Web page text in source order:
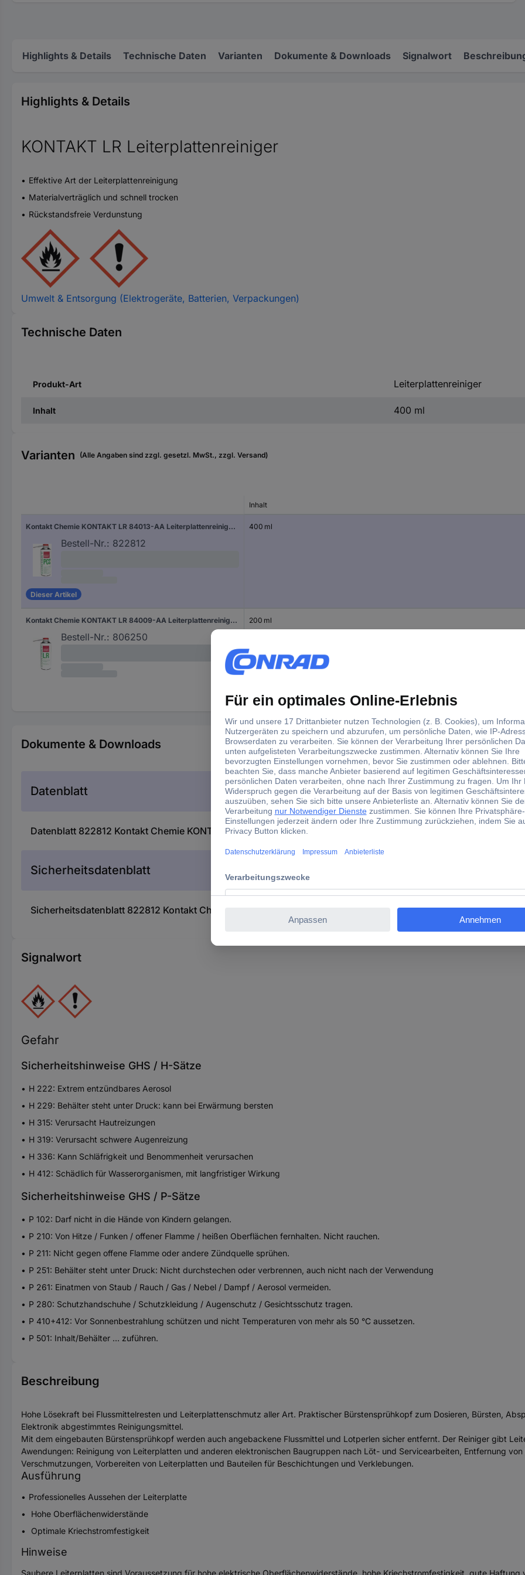
Highlights & Details Technische Daten Varianten Dokumente & Downloads Signalwort
Highlights & Details
KONTAKT LR Leiterplattenreiniger
Effektive Art der Leiterplattenreinigung
Materialverträglich und schnell trocken
Rückstandsfreie Verdunstung
Umwelt & Entsorgung (Elektrogeräte, Batterien, Verpackungen)
Technische Daten
Produkt-Art Leiterplattenreiniger
Inhalt 400 ml
Varianten (Alle Angaben sind zzgl. gesetzl. MwSt., zzgl. Versand)
Inhalt
Kontakt Chemie KONTAKT LR 84013-AA Leiterplattenreiniger 400 ml
Bestell-Nr.: 822812
Dieser Artikel
400 ml
Kontakt Chemie KONTAKT LR 84009-AA Leiterplattenreiniger 200 ml
Bestell-Nr.: 806250
200 ml
Dokumente & Downloads
Datenblatt
Datenblatt 822812 Kontakt Chemie KONTAKT LR 84013-AA Leiterplattenreiniger 400 ml
Sicherheitsdatenblatt
Sicherheitsdatenblatt 822812 Kontakt Chemie KONTAKT LR 84013-AA Leiterplattenreiniger 400 ml
Signalwort
Gefahr
Sicherheitshinweise GHS / H-Sätze
H 222: Extrem entzündbares Aerosol
H 229: Behälter steht unter Druck: kann bei Erwärmung bersten
H 315: Verursacht Hautreizungen
H 319: Verursacht schwere Augenreizung
H 336: Kann Schläfrigkeit und Benommenheit verursachen
H 412: Schädlich für Wasserorganismen, mit langfristiger Wirkung
Sicherheitshinweise GHS / P-Sätze
P 102: Darf nicht in die Hände von Kindern gelangen.
P 210: Von Hitze / Funken / offener Flamme / heißen Oberflächen fernhalten. Nicht rauchen.
P 211: Nicht gegen offene Flamme oder andere Zündquelle sprühen.
P 251: Behälter steht unter Druck: Nicht durchstechen oder verbrennen, auch nicht nach der Verwendung
P 261: Einatmen von Staub / Rauch / Gas / Nebel / Dampf / Aerosol vermeiden.
P 280: Schutzhandschuhe / Schutzkleidung / Augenschutz / Gesichtsschutz tragen.
P 410+412: Vor Sonnenbestrahlung schützen und nicht Temperaturen von mehr als 50 °C aussetzen.
P 501: Inhalt/Behälter … zuführen.
Beschreibung
Hohe Lösekraft bei Flussmittelresten und Leiterplattenschmutz aller Art. Praktischer Bürstensprühkopf zum Dosieren, Bürsten,
Elektronik abgestimmtes Reinigungsmittel.
Mit dem eingebauten Bürstensprühkopf werden auch angebackene Flussmittel und Lotperlen sicher entfernt. Der Reiniger gibt
Awendungen: Reinigung von Leiterplatten und anderen elektronischen Baugruppen nach Löt- und Servicearbeiten, Entfernung
Verschmutzungen, Vorbereiten von Leiterplatten und Bauteilen für Beschichtungen und Verklebungen.
Ausführung
Professionelles Aussehen der Leiterplatte
Hohe Oberflächenwiderstände
Optimale Kriechstromfestigkeit
Hinweise
Saubere Leiterplatten sind Voraussetzung für hohe elektrische Oberflächenwiderstände, hohe Kriechstromfestigkeit, gute Haftung